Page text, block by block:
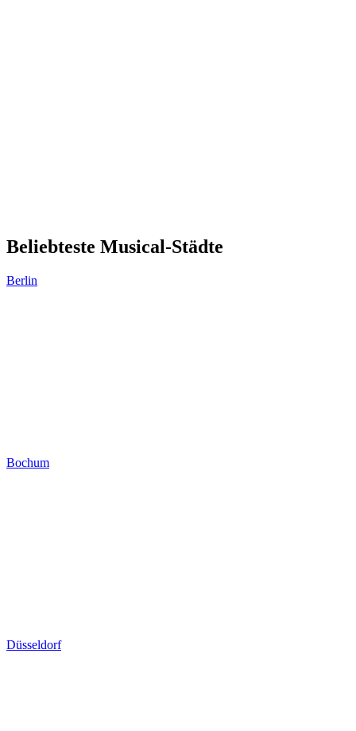
Beliebteste Musical-Städte
Berlin
Bochum
Düsseldorf